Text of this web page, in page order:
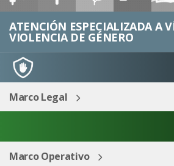
ESP
ATENCIÓN ESPECIALIZADA A
VIOLENCIA DE GÉNERO
Marco Legal
Marco Operativo